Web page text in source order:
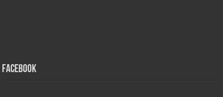
Facebook